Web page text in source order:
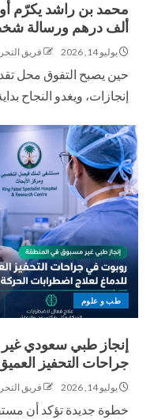
ألف درهم ورسالة
يوليو 14, 2026 فريق
حين يصبح التفوق محل
إنجازات، ويغدو النجاح
طب و علوم
إنجاز طبي سعودي
جراحات التحفيز
يوليو 14, 2026 فريق
خطوة جديدة تؤكد أن